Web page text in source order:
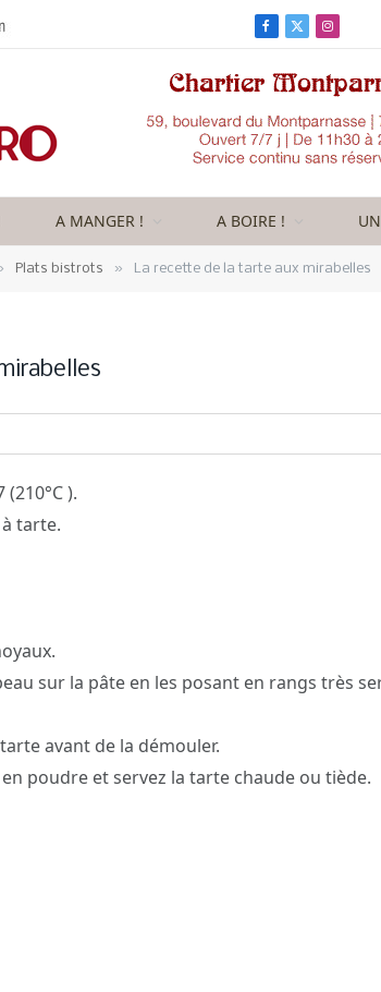
Facebook
X
A MANGER ! A BOIRE !
Plats bistrots » La recette de la tarte aux mirabelles
).
tarte.
sur la pâte en les posant en rangs très
avant de la démouler.
poudre et servez la tarte chaude ou tiède.